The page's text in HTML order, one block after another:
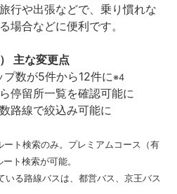
行や出張などで、乗り慣れな
場合などに便利です。
主な変更点
プ数が5件から12件に※4
停留所一覧を確認可能に
路線で絞込み可能に
ト検索のみ。プレミアムコース（有
ト検索が可能。
る路線バスは、都営バス、京王バス